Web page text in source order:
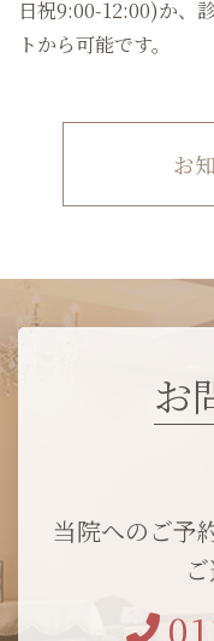
日祝9:00-12:00)か、
トから可能です。
お
お
当院へのご予